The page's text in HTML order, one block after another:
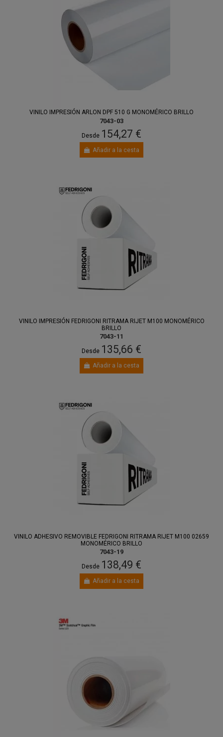
VINILO IMPRESIÓN ARLON DPF 510 G MONOMÉRICO BRILLO
7043-03
Desde 154,27 €
Añadir a la cesta
VINILO IMPRESIÓN FEDRIGONI RITRAMA RIJET M100 MONOMÉRICO
BRILLO
7043-11
Desde 135,66 €
Añadir a la cesta
VINILO ADHESIVO REMOVIBLE FEDRIGONI RITRAMA RIJET M100 02659
MONOMÉRICO BRILLO
7043-19
Desde 138,49 €
Añadir a la cesta